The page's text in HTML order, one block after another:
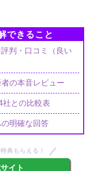
できること
判・口コミ（良い
の本音レビュー
社との比較表
の明確な回答
典もらえる！
イト